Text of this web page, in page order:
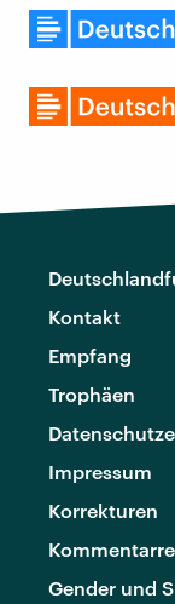
Kontakt
Empfang
Trophäen
Impressum
Korrekturen
Gender und